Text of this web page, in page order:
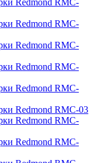
Redmond RMC-
Redmond RMC-
Redmond RMC-
Redmond RMC-
Redmond RMC-
Redmond RMC-03
Redmond RMC-
Redmond RMC-